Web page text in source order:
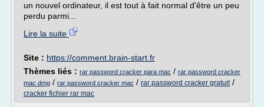
un nouvel ordinateur, il est tout à fait normal d'être un peu
perdu parmi...
Lire la suite
Site : https://comment.brain-start.fr
Thèmes liés : rar password cracker para mac / rar password cracker
mac dmg / rar password cracker mac / rar password cracker gratuit/
cracker fichier rar mac